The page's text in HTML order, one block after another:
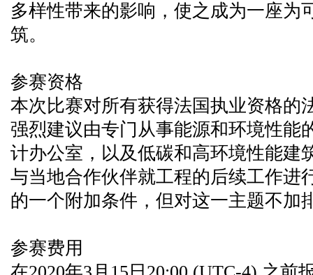
多样性带来的影响，使之成为一座为
筑。
参赛资格
本次比赛对所有获得法国执业资格的
强烈建议由专门从事能源和环境性能
计办公室，以及低碳和高环境性能建
与当地合作伙伴就工程的后续工作进
的一个附加条件，但对这一主题不加
参赛费用